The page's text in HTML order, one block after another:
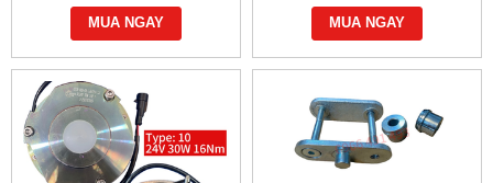
MUA NGAY MUA NGAY